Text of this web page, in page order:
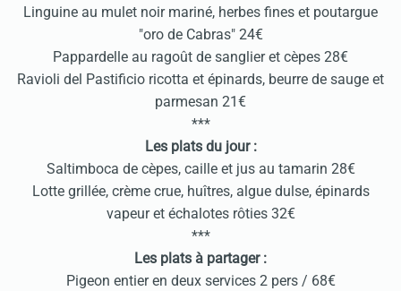
Linguine au mulet noir mariné, herbes fines et poutargue
"oro de Cabras" 24€
Pappardelle au ragoût de sanglier et cèpes 28€
Ravioli del Pastificio ricotta et épinards, beurre de sauge et
parmesan 21€
***
Les plats du jour :
Saltimboca de cèpes, caille et jus au tamarin 28€
Lotte grillée, crème crue, huîtres, algue dulse, épinards
vapeur et échalotes rôties 32€
***
Les plats à partager :
Pigeon entier en deux services 2 pers / 68€